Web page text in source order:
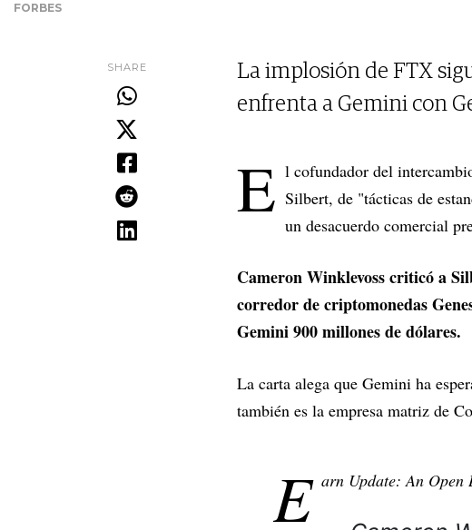
FORBES
SHARE
La implosión de FTX
enfrenta a Gemini con
E l cofundador del
Silbert, de "tácticas de
un desacuerdo comercial
Cameron Winklevoss criticó a
corredor de criptomonedas
Gemini 900 millones de dólares.
La carta alega que Gemini ha
también es la empresa matriz de
E arn Update: An Open